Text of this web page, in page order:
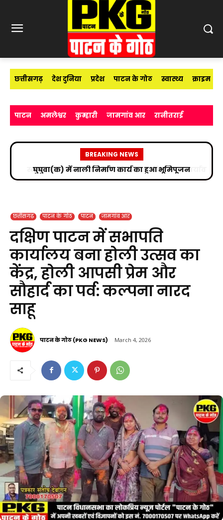
छत्तीसगढ़ देश दुनिया प्रदेश पाटन के गोठ स्वास्थ्य क्राइम
पाटन अमलेश्वर कुम्हारी जामगांव आर रानीतराई
BREAKING NEWS
स्काउट गाइड के बच्चों ने रैली निकालकर दिया स्वच्छ पर्यावरण
का संदेश
छत्तीसगढ़ पाटन के गोठ पाटन जामगांव आर
दक्षिण पाटन में सभापति
कार्यालय बना होली उत्सव का
केंद्र, होली आपसी प्रेम और
सौहार्द का पर्व: कल्पना नारद
साहू
पाटन के गोठ (PKG NEWS) March 4, 2026